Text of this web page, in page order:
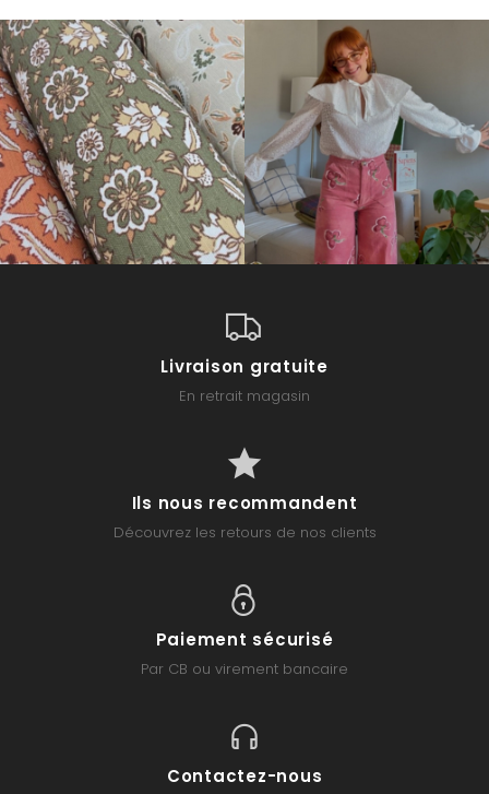
Livraison gratuite
En retrait magasin
Ils nous recommandent
Découvrez les retours de nos clients
Paiement sécurisé
Par CB ou virement bancaire
Contactez-nous